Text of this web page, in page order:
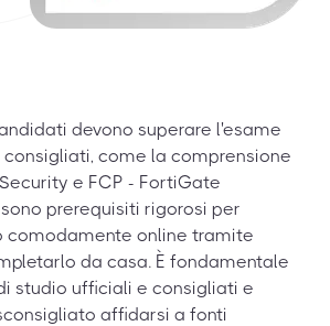
devono superare l'esame
consigliati, come la comprensione
e FCP - FortiGate
prerequisiti rigorosi per
comodamente online tramite
da casa. È fondamentale
studio ufficiali e consigliati e
affidarsi a fonti